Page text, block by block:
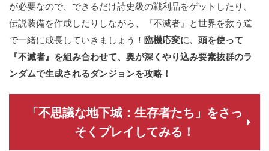
が必要なので、できるだけ詩史級の戦利品をゲットしたり、
伝説装備を作成したりしながら、『不滅者』と世界を救う道
で一緒に成長していきましょう！ 臨機応変に、頭を使って
『不滅者』を組み合わせて、奥が深くやり込み要素抜群のラ
ンダムで生成されるダンジョンを攻略！
「不思議な地下城：生存者たち」をさっ
そくプレイしてみる！